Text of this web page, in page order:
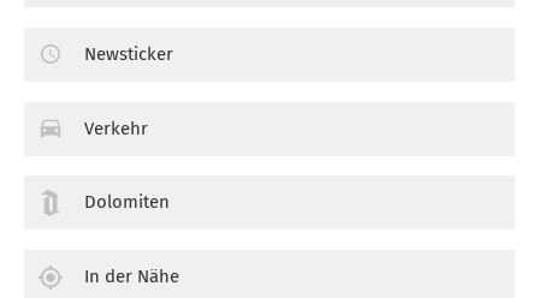
Newsticker
Verkehr
Dolomiten
In der Nähe